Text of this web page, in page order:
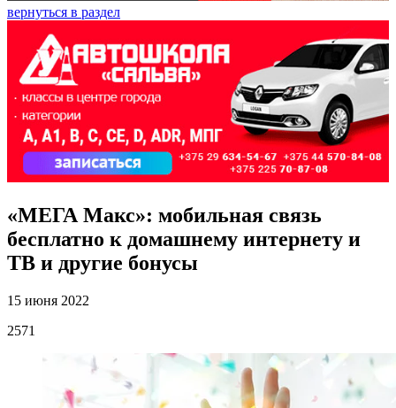
вернуться в раздел
«МЕГА Макс»: мобильная связь
бесплатно к домашнему интернету и
ТВ и другие бонусы
15 июня 2022
2571